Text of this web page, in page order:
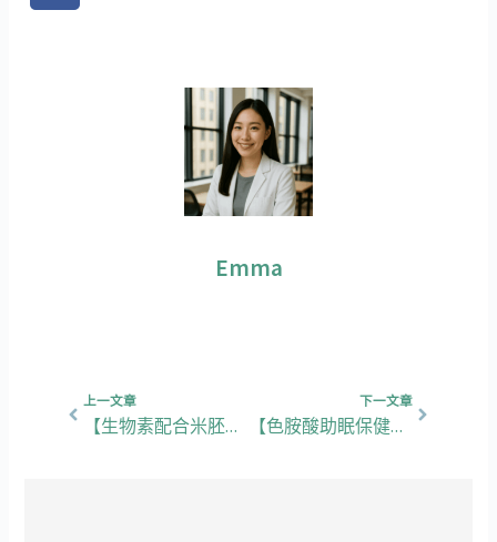
Emma
上一文章
【生物素配合米胚芽多胺保健攻略】5大功效、挑選重點，教你促進生髮同改善頭皮健康！
下一文章
【色胺酸助眠保健攻略】4大功效、挑選重點，教你改善入睡質素！